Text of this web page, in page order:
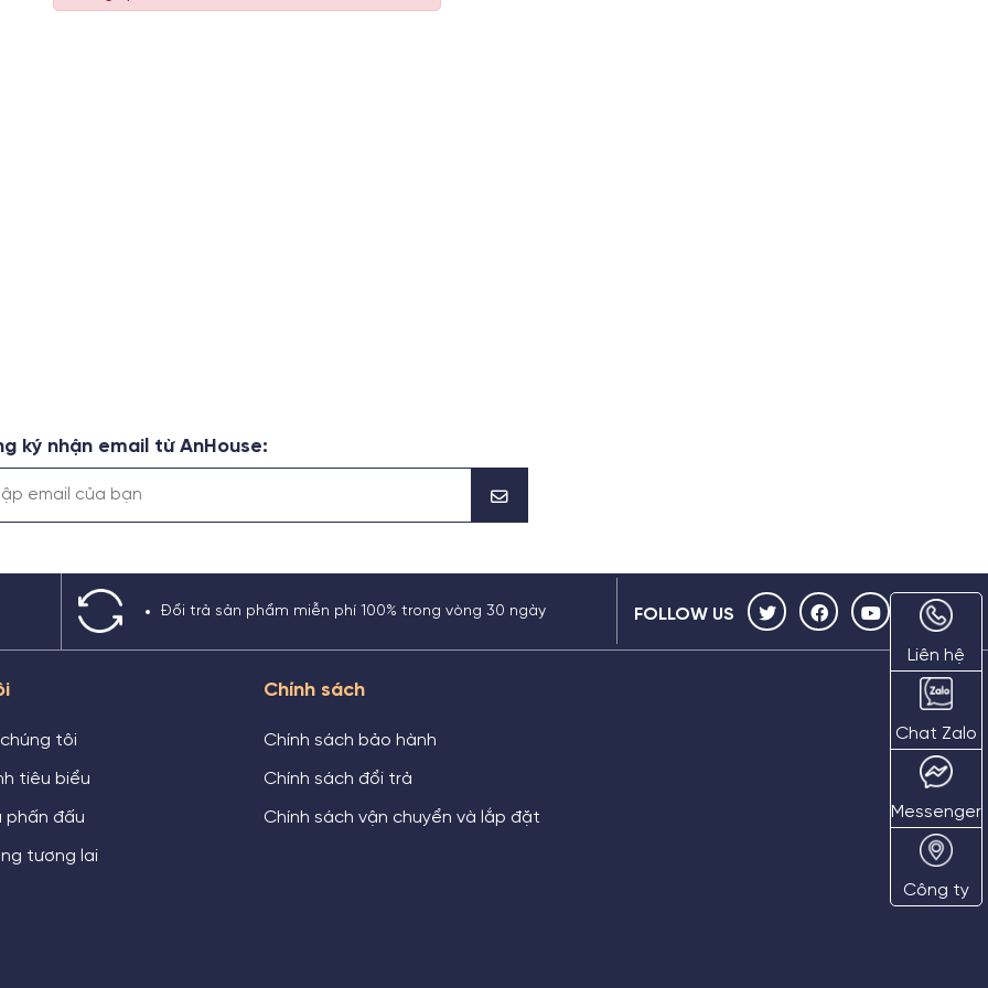
ký nhận email từ AnHouse:
Liên hệ
Chat Zalo
Messenger
Công ty
Đổi trả sản phẩm miễn phí 100% trong vòng 30 ngày FOLLOW US
tôi
tiêu biểu
phấn đấu
tương lai
Chính sách
Chính sách bảo hành
Chính sách đổi trả
Chính sách vận chuyển và lắp đặt